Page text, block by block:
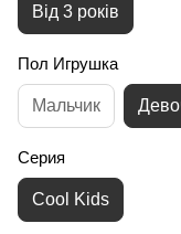
Від 3 років
Пол Игрушка
Мальчик
Серия
Cool Kids